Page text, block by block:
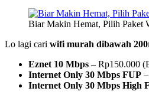
Biar Makin Hemat, Pilih Paket
Lo lagi cari wifi murah dibawah
Eznet 10 Mbps – Rp150.000
Internet Only 30 Mbps FUP
Internet Only 30 Mbps High